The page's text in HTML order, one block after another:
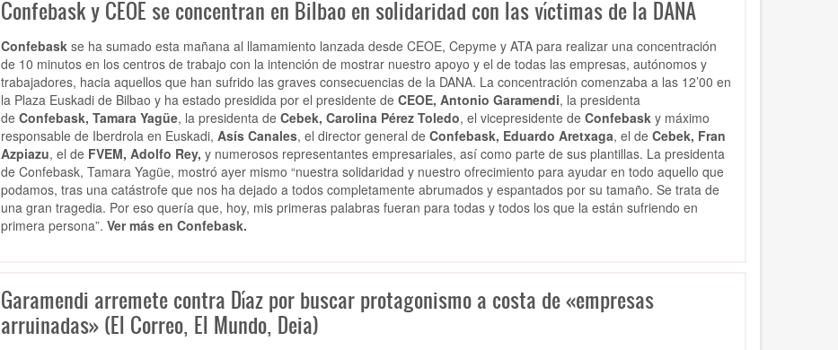
Confebask y CEOE se concentran en Bilbao en solidaridad con las víctimas de la DANA
Confebask se ha sumado esta mañana al llamamiento lanzada desde CEOE, Cepyme y ATA para realizar una concentración
de 10 minutos en los centros de trabajo con la intención de mostrar nuestro apoyo y el de todas las empresas, autónomos y
trabajadores, hacia aquellos que han sufrido las graves consecuencias de la DANA. La concentración comenzaba a las 12’00 en
la Plaza Euskadi de Bilbao y ha estado presidida por el presidente de CEOE, Antonio Garamendi, la presidenta
de Confebask, Tamara Yagüe, la presidenta de Cebek, Carolina Pérez Toledo, el vicepresidente de Confebask y máximo
responsable de Iberdrola en Euskadi, Asís Canales, el director general de Confebask, Eduardo Aretxaga, el de Cebek, Fran
Azpiazu, el de FVEM, Adolfo Rey, y numerosos representantes empresariales, así como parte de sus plantillas. La presidenta
de Confebask, Tamara Yagüe, mostró ayer mismo “nuestra solidaridad y nuestro ofrecimiento para ayudar en todo aquello que
podamos, tras una catástrofe que nos ha dejado a todos completamente abrumados y espantados por su tamaño. Se trata de
una gran tragedia. Por eso quería que, hoy, mis primeras palabras fueran para todas y todos los que la están sufriendo en
primera persona”. Ver más en Confebask.
Garamendi arremete contra Díaz por buscar protagonismo a costa de «empresas
arruinadas» (El Correo, El Mundo, Deia)